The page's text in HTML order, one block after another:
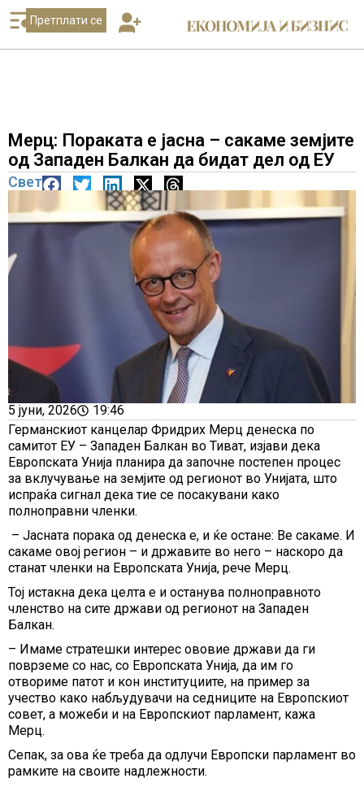
Претплати се
Мерц: Пораката е јасна – сакаме земјите
од Западен Балкан да бидат дел од ЕУ
Свет
5 јуни, 2026
19:46
Германскиот канцелар Фридрих Мерц денеска по
самитот ЕУ – Западен Балкан во Тиват, изјави дека
Европската Унија планира да започне постепен процес
за вклучување на земјите од регионот во Унијата, што
испраќа сигнал дека тие се посакувани како
полноправни членки.
– Јасната порака од денеска е, и ќе остане: Ве сакаме. И
сакаме овој регион – и државите во него – наскоро да
станат членки на Европската Унија, рече Мерц.
Тој истакна дека целта е и останува полноправното
членство на сите држави од регионот на Западен
Балкан.
– Имаме стратешки интерес ововие држави да ги
поврземе со нас, со Европската Унија, да им го
отвориме патот и кон институциите, на пример за
учество како набљудувачи на седниците на Европскиот
совет, а можеби и на Европскиот парламент, кажа
Мерц.
Сепак, за ова ќе треба да одлучи Европски парламент во
рамките на своите надлежности.